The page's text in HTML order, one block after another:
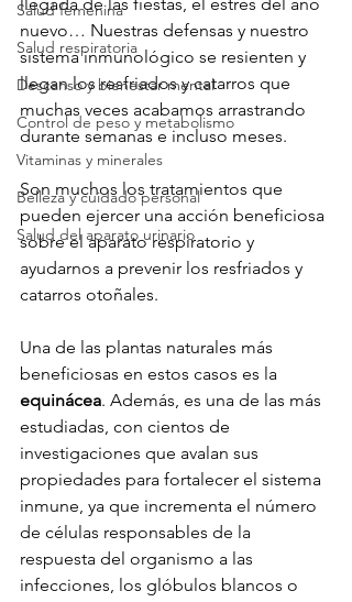
Salud femenina
Salud respiratoria
Descanso y bienestar mental
Control de peso y metabolismo
Vitaminas y minerales
Belleza y cuidado personal
Salud del aparato urinario
nuevo… Nuestras defensas y nuestro
sistema inmunológico se resienten y
llegan los resfriados y catarros que
muchas veces acabamos arrastrando
durante semanas e incluso meses.
Son muchos los tratamientos que
pueden ejercer una acción beneficiosa
sobre el aparato respiratorio y
ayudarnos a prevenir los resfriados y
catarros otoñales.
Una de las plantas naturales más
beneficiosas en estos casos es la
equinácea. Además, es una de las más
estudiadas, con cientos de
investigaciones que avalan sus
propiedades para fortalecer el sistema
inmune, ya que incrementa el número
de células responsables de la
respuesta del organismo a las
infecciones, los glóbulos blancos o